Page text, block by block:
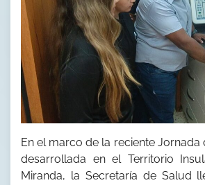
En el marco de la reciente Jornada
desarrollada en el Territorio
Miranda, la Secretaría de Salud